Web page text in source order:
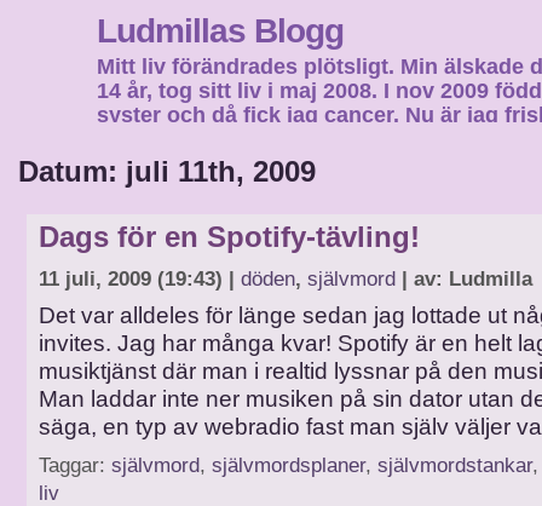
Ludmillas Blogg
Mitt liv förändrades plötsligt. Min älskade
14 år, tog sitt liv i maj 2008. I nov 2009
syster och då fick jag cancer. Nu är jag
Datum: juli 11th, 2009
Dags för en Spotify-tävling!
11 juli, 2009 (19:43) | döden, självmord | av: Ludmilla
Det var alldeles för länge sedan jag lottade ut
invites. Jag har många kvar! Spotify är en helt
musiktjänst där man i realtid lyssnar på den
Man laddar inte ner musiken på sin dator utan
säga, en typ av webradio fast man själv väljer
Taggar: självmord, självmordsplaner, självmordstankar
liv